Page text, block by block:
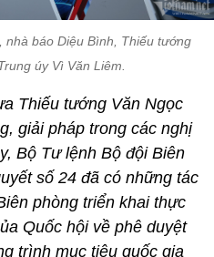
báo Diệu Bình, Thiếu tướng
úy Vì Văn Liêm.
Thiếu tướng Văn Ngọc
giải pháp trong các nghị
Bộ Tư lệnh Bộ đội Biên
số 24 đã có những tác
phòng triển khai thực
Quốc hội về phê duyệt
trình mục tiêu quốc gia